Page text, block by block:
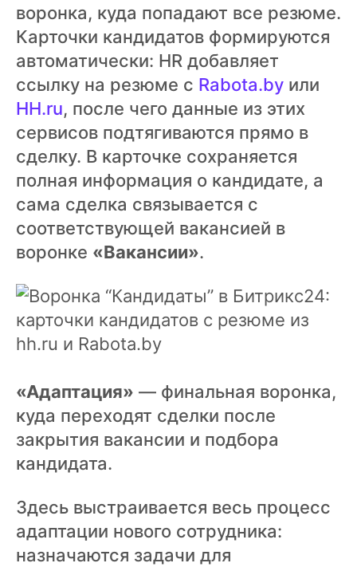
воронка, куда попадают все резюме.
Карточки кандидатов формируются
автоматически: HR добавляет
ссылку на резюме с Rabota.by или
HH.ru, после чего данные из этих
сервисов подтягиваются прямо в
сделку. В карточке сохраняется
полная информация о кандидате, а
сама сделка связывается с
соответствующей вакансией в
воронке «Вакансии».
«Адаптация» — финальная воронка,
куда переходят сделки после
закрытия вакансии и подбора
кандидата.
Здесь выстраивается весь процесс
адаптации нового сотрудника:
назначаются задачи для